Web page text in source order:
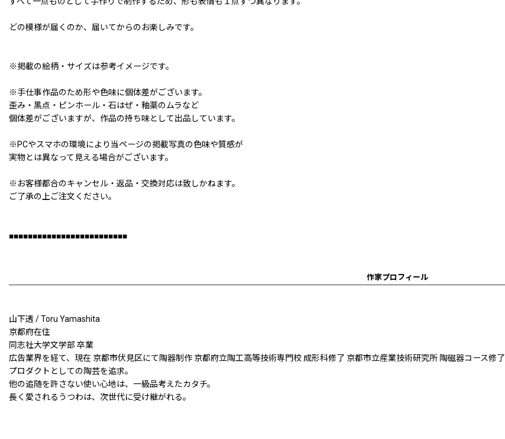
どの模様が届くのか、届いてからのお楽しみです。
※掲載の絵柄・サイズは参考イメージです。
※手仕事作品のため形や色味に個体差がございます。
歪み・黒点・ピンホール・石はぜ・釉薬のムラなど
個体差がございますが、作品の持ち味として出品しています。
※PCやスマホの環境により当ページの掲載写真の色味や質感が
実物とは異なって見える場合がございます。
※お客様都合のキャンセル・返品・交換対応は致しかねます。
ご了承の上ご注文ください。
■■■■■■■■■■■■■■■■■■■■■■■■■
作家プロフィール
山下透 / Toru Yamashita
京都府在住
同志社大学文学部 卒業
広告業界を経て、現在 京都市伏見区にて陶器制作 京都府立陶工高等技術専門校 成形科修了 京都市立産業技術研究所 陶磁器コース修了
プロダクトとしての陶芸を追求。
他の追随を許さない使い心地は、一級品考えたカタチ。
長く愛されるうつわは、次世代に受け継がれる。